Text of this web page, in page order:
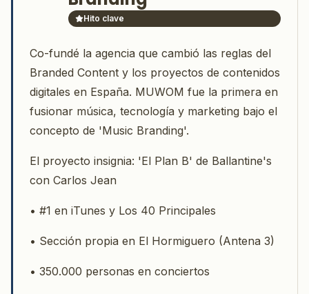
Hito clave
Co-fundé la agencia que cambió las reglas del
Branded Content y los proyectos de contenidos
digitales en España. MUWOM fue la primera en
fusionar música, tecnología y marketing bajo el
concepto de 'Music Branding'.
El proyecto insignia: 'El Plan B' de Ballantine's
con Carlos Jean
• #1 en iTunes y Los 40 Principales
• Sección propia en El Hormiguero (Antena 3)
• 350.000 personas en conciertos